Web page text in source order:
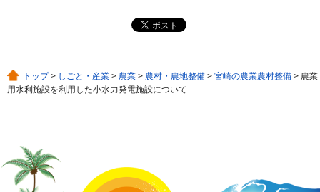
トップ> しごと・産業 > 農業 > 農村・農地整備 > 宮崎の農業農村整備 > 農業
用水利施設を利用した小水力発電施設について